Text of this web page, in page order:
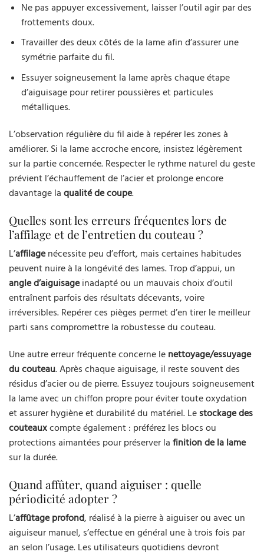
Ne pas appuyer excessivement, laisser l’outil agir par des
frottements doux.
Travailler des deux côtés de la lame afin d’assurer une
symétrie parfaite du fil.
Essuyer soigneusement la lame après chaque étape
d’aiguisage pour retirer poussières et particules
métalliques.
L’observation régulière du fil aide à repérer les zones à
améliorer. Si la lame accroche encore, insistez légèrement
sur la partie concernée. Respecter le rythme naturel du geste
prévient l’échauffement de l’acier et prolonge encore
davantage la qualité de coupe.
Quelles sont les erreurs fréquentes lors de
l’affilage et de l’entretien du couteau ?
L’affilagenécessite peu d’effort, mais certaines habitudes
peuvent nuire à la longévité des lames. Trop d’appui, un
angle d’aiguisageinadapté ou un mauvais choix d’outil
entraînent parfois des résultats décevants, voire
irréversibles. Repérer ces pièges permet d’en tirer le meilleur
parti sans compromettre la robustesse du couteau.
Une autre erreur fréquente concerne le nettoyage/essuyage
du couteau. Après chaque aiguisage, il reste souvent des
résidus d’acier ou de pierre. Essuyez toujours soigneusement
la lame avec un chiffon propre pour éviter toute oxydation
et assurer hygiène et durabilité du matériel. Le stockage des
couteauxcompte également : préférez les blocs ou
protections aimantées pour préserver la finition de la lame
sur la durée.
Quand affûter, quand aiguiser : quelle
périodicité adopter ?
L’affûtage profond, réalisé à la pierre à aiguiser ou avec un
aiguiseur manuel, s’effectue en général une à trois fois par
an selon l’usage. Les utilisateurs quotidiens devront